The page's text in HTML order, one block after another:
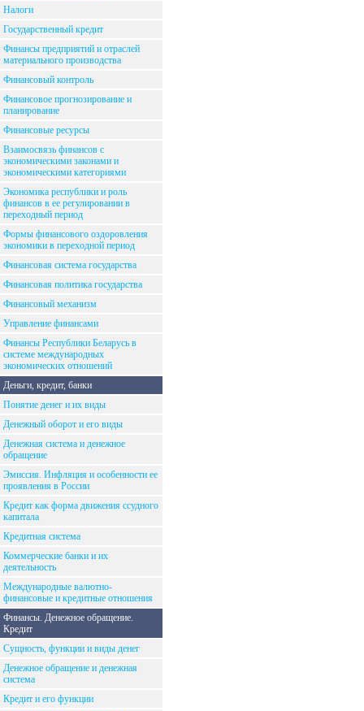
Налоги
Государственный кредит
Финансы предприятий и отраслей
материального производства
Финансовый контроль
Финансовое прогнозирование и
планирование
Финансовые ресурсы
Взаимосвязь финансов с
экономическими законами и
экономическими категориями
Экономика республики и роль
финансов в ее регулировании в
переходный период
Формы финансового оздоровления
экономики в переходной период
Финансовая система государства
Финансовая политика государства
Финансовый механизм
Управление финансами
Финансы Республики Беларусь в
системе международных
экономических отношений
Деньги, кредит, банки
Понятие денег и их виды
Денежный оборот и его виды
Денежная система и денежное
обращение
Эмиссия. Инфляция и особенности ее
проявления в России
Кредит как форма движения ссудного
капитала
Кредитная система
Коммерческие банки и их
деятельность
Международные валютно-
финансовые и кредитные отношения
Финансы. Денежное обращение.
Кредит
Сущность, функции и виды денег
Денежное обращение и денежная
система
Кредит и его функции